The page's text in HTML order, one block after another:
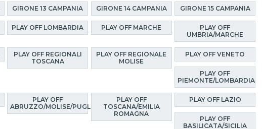
GIRONE 13 CAMPANIA GIRONE 14 CAMPANIA GIRONE 15 CAMPANIA
PLAY OFF LOMBARDIA PLAY OFF MARCHE
PLAY OFF
UMBRIA/MARCHE
PLAY OFF REGIONALI
TOSCANA
PLAY OFF REGIONALE
MOLISE
PLAY OFF VENETO
PLAY OFF
PIEMONTE/LOMBARDIA
PLAY OFF
ABRUZZO/MOLISE/PUGLIA
PLAY OFF
TOSCANA/EMILIA
ROMAGNA
PLAY OFF LAZIO
PLAY OFF
BASILICATA/SICILIA